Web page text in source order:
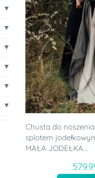
Chusta do
splotem
MAŁA JODEŁKA...